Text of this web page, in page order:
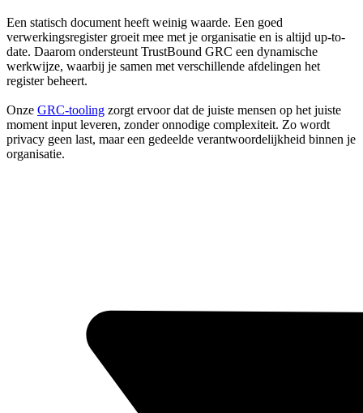
Een statisch document heeft weinig waarde. Een goed
verwerkingsregister groeit mee met je organisatie en is altijd up-to-
date. Daarom ondersteunt TrustBound GRC een dynamische
werkwijze, waarbij je samen met verschillende afdelingen het
register beheert.
Onze GRC-tooling zorgt ervoor dat de juiste mensen op het juiste
moment input leveren, zonder onnodige complexiteit. Zo wordt
privacy geen last, maar een gedeelde verantwoordelijkheid binnen je
organisatie.